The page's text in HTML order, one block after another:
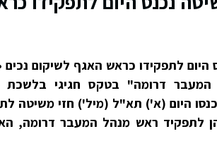
לתפקידו כראש האגף לשיקום
דרומה" בטקס חגיגי בלשכת
היום (א') תא"ל (מיל') חזי משיטה
לתפקיד ראש מנהל המעבר דרומה,